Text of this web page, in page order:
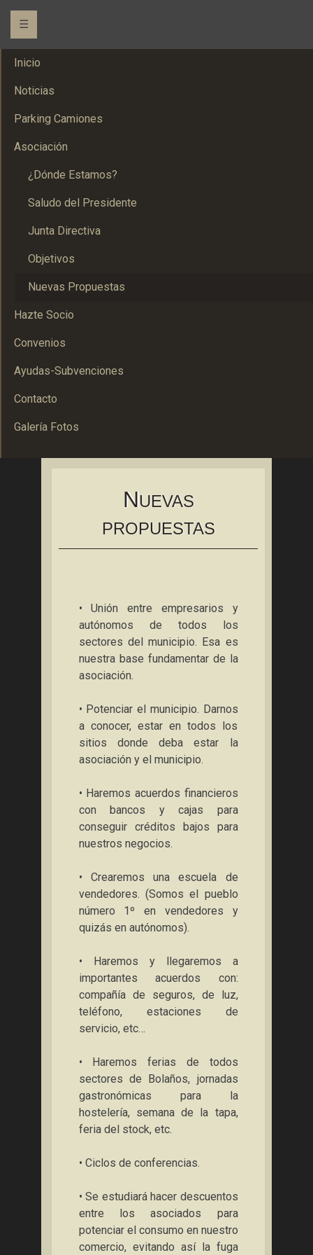
☰
Inicio
Noticias
Parking Camiones
Asociación
¿Dónde Estamos?
Saludo del Presidente
Junta Directiva
Objetivos
Nuevas Propuestas
Hazte Socio
Convenios
Ayudas-Subvenciones
Contacto
Galería Fotos
NUEVAS
PROPUESTAS
• Unión entre empresarios y
autónomos de todos los
sectores del municipio. Esa es
nuestra base fundamentar de la
asociación.
• Potenciar el municipio. Darnos
a conocer, estar en todos los
sitios donde deba estar la
asociación y el municipio.
• Haremos acuerdos financieros
con bancos y cajas para
conseguir créditos bajos para
nuestros negocios.
• Crearemos una escuela de
vendedores. (Somos el pueblo
número 1º en vendedores y
quizás en autónomos).
• Haremos y llegaremos a
importantes acuerdos con:
compañía de seguros, de luz,
teléfono, estaciones de
servicio, etc…
• Haremos ferias de todos
sectores de Bolaños, jornadas
gastronómicas para la
hostelería, semana de la tapa,
feria del stock, etc.
• Ciclos de conferencias.
• Se estudiará hacer descuentos
entre los asociados para
potenciar el consumo en nuestro
comercio, evitando así la fuga